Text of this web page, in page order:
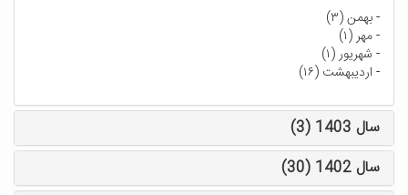
-بهمن (۳)
-مهر (۱)
- شهریور (۱)
- اردیبهشت (۱۶)
سال 1403 (3)
سال 1402 (30)